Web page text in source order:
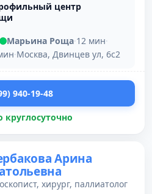
центр
Марьина Роща·12 мин·
·Москва, Двинцев ул, 6с2
940-19-48
Арина
хирург, паллиатолог